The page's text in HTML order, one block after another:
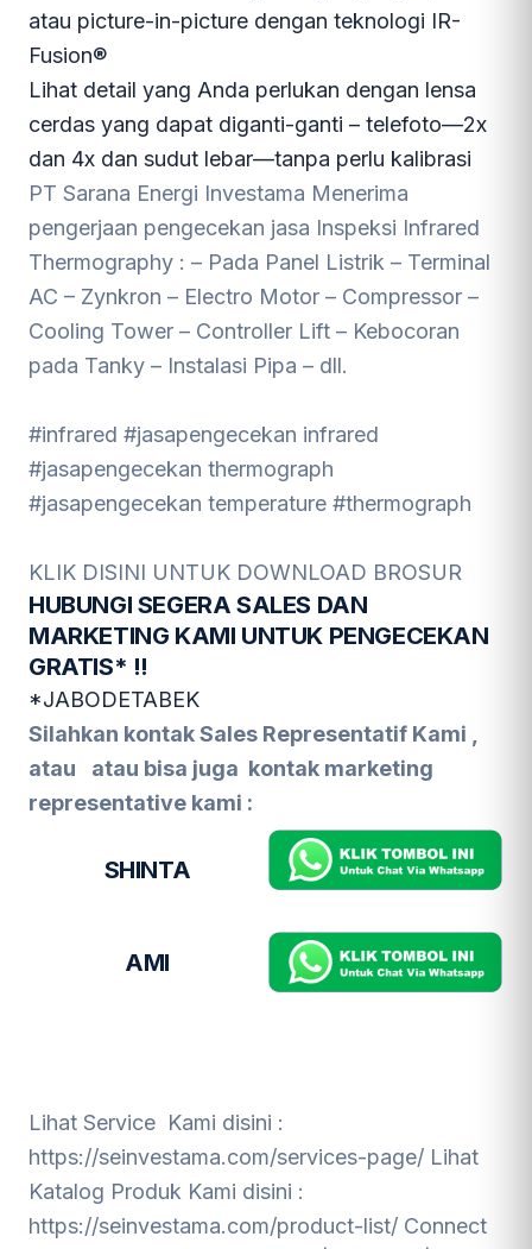
atau picture-in-picture dengan teknologi IR-
Fusion®
Lihat detail yang Anda perlukan dengan lensa
cerdas yang dapat diganti-ganti – telefoto—2x
dan 4x dan sudut lebar—tanpa perlu kalibrasi
PT Sarana Energi Investama Menerima
pengerjaan pengecekan jasa Inspeksi Infrared
Thermography : – Pada Panel Listrik – Terminal
AC – Zynkron – Electro Motor – Compressor –
Cooling Tower – Controller Lift – Kebocoran
pada Tanky – Instalasi Pipa – dll.
#infrared #jasapengecekan infrared
#jasapengecekan thermograph
#jasapengecekan temperature #thermograph
KLIK DISINI UNTUK DOWNLOAD BROSUR
HUBUNGI SEGERA SALES DAN
MARKETING KAMI UNTUK PENGECEKAN
GRATIS* !!
*JABODETABEK
Silahkan kontak Sales Representatif Kami ,
atau
atau bisa juga kontak marketing
representative kami :
SHINTA
AMI
Lihat Service Kami disini :
https://seinvestama.com/services-page/ Lihat
Katalog Produk Kami disini :
https://seinvestama.com/product-list/ Connect